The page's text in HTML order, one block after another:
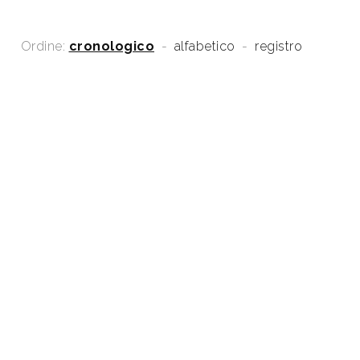
Ordine: cronologico - alfabetico - registro